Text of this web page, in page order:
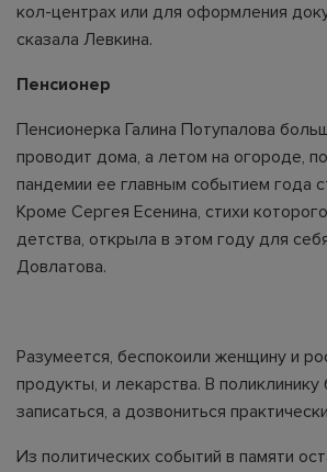
кол-центрах или для оформления
сказала Левкина.
Пенсионер
Пенсионерка Галина Потупалова
проводит дома, а летом на огороде,
пандемии ее главным событием года
Кроме Сергея Есенина, стихи
детства, открыла в этом году для
Довлатова.
Разумеется, беспокоили женщину и
продукты, и лекарства. В
записаться, а дозвониться
Из политических событий в памяти